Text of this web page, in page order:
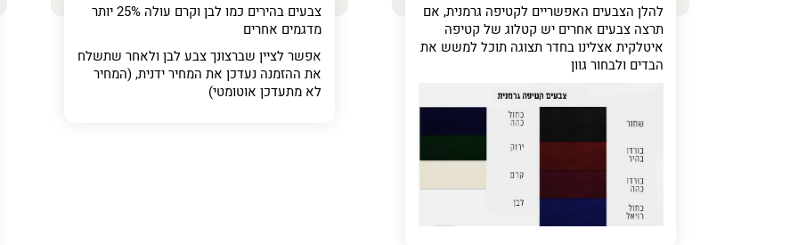
פרט
על
מה
להלן הצבעים האפשריים לקטיפה גרמנית, אם
תרצה צבעים אחרים יש קטלוג של קטיפה
איטלקית אצלינו בחדר תצוגה תוכל למשש את
הבדים ולבחור גוון
צבעים בהירים כמו לבן וקרם עולה 25% יותר
מדגמים אחרים
אפשר לציין שברצונך צבע לבן ולאחר שתשלח
את ההזמנה נעדכן את המחיר ידנית, (המחיר
לא מתעדכן אוטומטי)